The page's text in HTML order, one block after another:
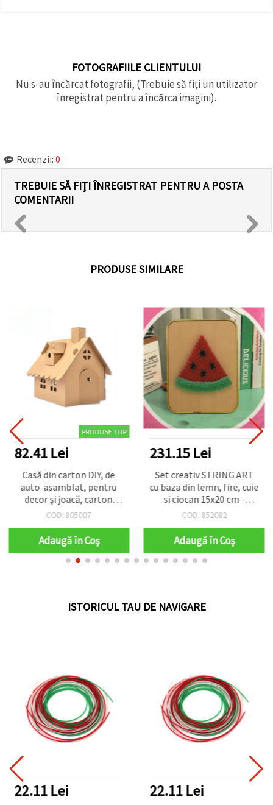
FOTOGRAFIILE CLIENTULUI
Nu s-au încărcat fotografii, (Trebuie să fiți un utilizator
înregistrat pentru a încărca imagini).
Recenzii: 0
TREBUIE SĂ FIȚI ÎNREGISTRAT PENTRU A POSTA
COMENTARII
PRODUSE SIMILARE
PRODUSE TOP
82.41 Lei
Casă din carton DIY, de
auto-asamblat, pentru
decor și joacă, carton
natur maro deschis, cu
ferestre decupate,
205×200×220 mm, 5 piese
COD: 805007
Adaugă în Coş
231.15 Lei
Set creativ STRING ART
cu baza din lemn, fire, cuie
si ciocan 15x20 cm -
pepene verde DHBC28018
COD: 852082
Adaugă în Coş
ISTORICUL TAU DE NAVIGARE
22.11 Lei 22.11 Lei